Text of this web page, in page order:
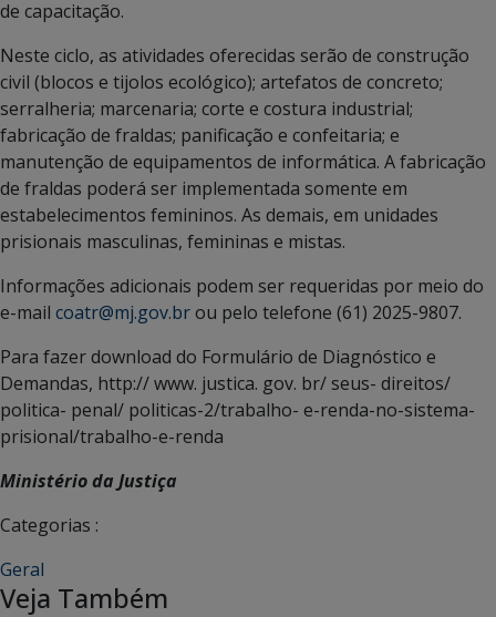
de capacitação.
Neste ciclo, as atividades oferecidas serão de construção
civil (blocos e tijolos ecológico); artefatos de concreto;
serralheria; marcenaria; corte e costura industrial;
fabricação de fraldas; panificação e confeitaria; e
manutenção de equipamentos de informática. A fabricação
de fraldas poderá ser implementada somente em
estabelecimentos femininos. As demais, em unidades
prisionais masculinas, femininas e mistas.
Informações adicionais podem ser requeridas por meio do
e-mail coatr@mj.gov.brou pelo telefone (61) 2025-9807.
Para fazer download do Formulário de Diagnóstico e
Demandas, http:// www. justica. gov. br/ seus- direitos/
politica- penal/ politicas-2/trabalho- e-renda-no-sistema-
prisional/trabalho-e-renda
Ministério da Justiça
Categorias :
Geral
Veja Também